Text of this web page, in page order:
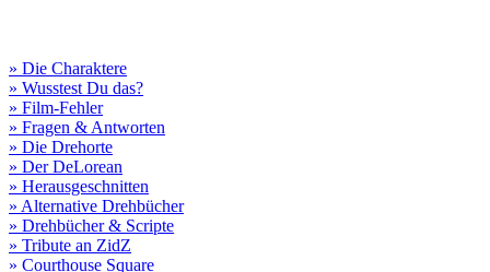
» Die Charaktere
» Wusstest Du das?
» Film-Fehler
» Fragen & Antworten
» Die Drehorte
» Der DeLorean
» Herausgeschnitten
» Alternative Drehbücher
» Drehbücher & Scripte
» Tribute an ZidZ
» Courthouse Square